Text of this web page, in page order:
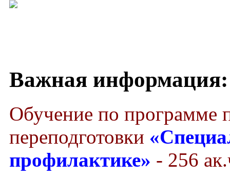
Важная информация:
Обучение по программе
переподготовки
профилактике» - 256